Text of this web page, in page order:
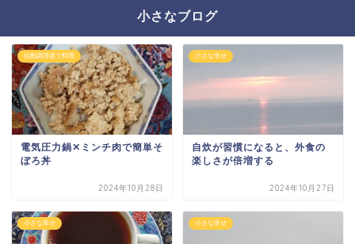
小さなブログ
自動調理器で料理
電気圧力鍋✕ミンチ肉で簡単そ
ぼろ丼
2024年10月28日
小さな幸せ
自炊が習慣になると、外食の
楽しさが倍増する
2024年10月27日
小さな幸せ 小さな幸せ